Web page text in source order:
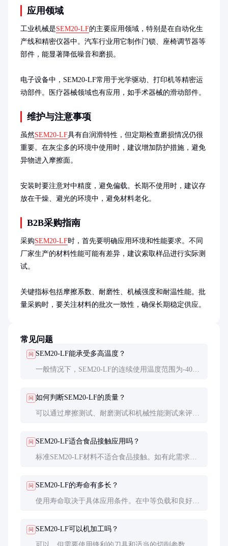
应用领域
工业机械是SEM20-LF的主要应用领域，特别是在自动化生
产线和精密仪器中。汽车行业用它制作门锁、座椅调节器等
部件，能显著降低噪音和磨损。
电子设备中，SEM20-LF常用于光学驱动、打印机等精密运
动部件。医疗器械领域也有应用，如手术器械的滑动部件。
维护与注意事项
虽然SEM20-LF具有自润滑特性，但定期检查磨损情况仍很
重要。在灰尘多的环境中使用时，建议增加防护措施，避免
异物进入摩擦面。
安装时要注意对中精度，避免偏载。长期不使用时，建议存
放在干燥、避光的环境中，避免材料老化。
B2B采购指南
采购SEM20-LF时，首先要明确应用环境和性能要求。不同
厂家生产的材料性能可能有差异，建议索取样品进行实际测
试。
关键指标包括摩擦系数、耐磨性、机械强度和耐温性能。批
量采购时，要关注材料的批次一致性，确保长期稳定供应。
常见问题
问 SEM20-LF能承受多高温度？
一般情况下，SEM20-LF的连续使用温度范围为-40°C
问 如何判断SEM20-LF的质量？
可以通过摩擦测试、耐磨测试和机械性能测试来评估
问 SEM20-LF适合食品接触应用吗？
标准SEM20-LF材料不适合食品接触。如有此需求，
问 SEM20-LF的寿命有多长？
使用寿命取决于具体应用条件。在中等负载和良好维
问 SEM20-LF可以机加工吗？